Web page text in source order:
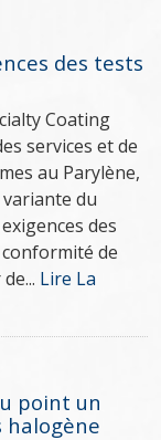
des tests
Coating
services et de
au Parylène,
du
des
de
Lire La
point un
halogène